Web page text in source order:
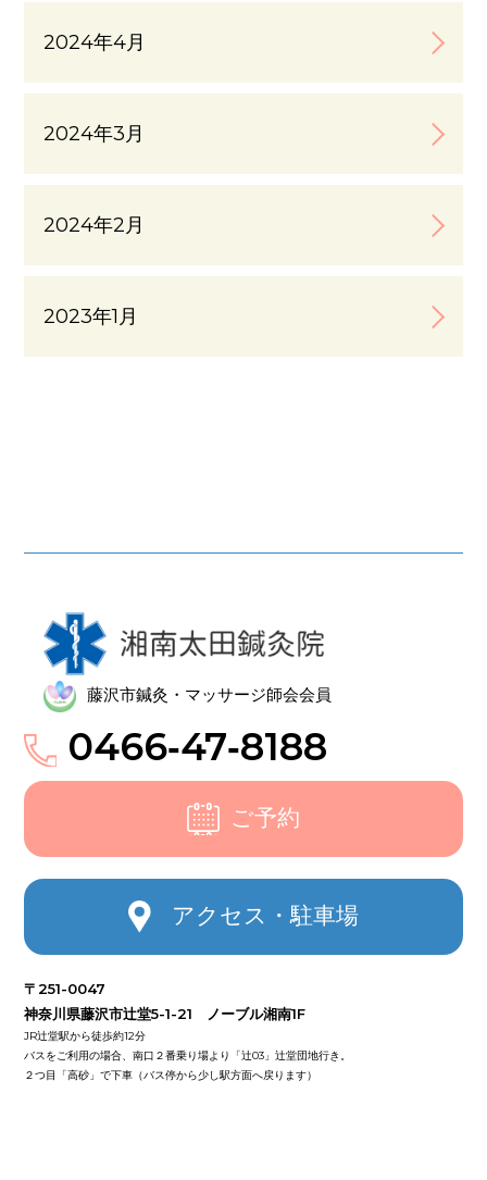
2024年4月
2024年3月
2024年2月
2023年1月
藤沢市鍼灸・マッサージ師会会員
0466‑47‑8188
ご予約
アクセス・駐車場
〒251-0047
神奈川県藤沢市辻堂5-1-21 ノーブル湘南1F
JR辻堂駅から徒歩約12分
バスをご利用の場合、南口２番乗り場より「辻03」辻堂団地行き。
２つ目「高砂」で下車（バス停から少し駅方面へ戻ります）